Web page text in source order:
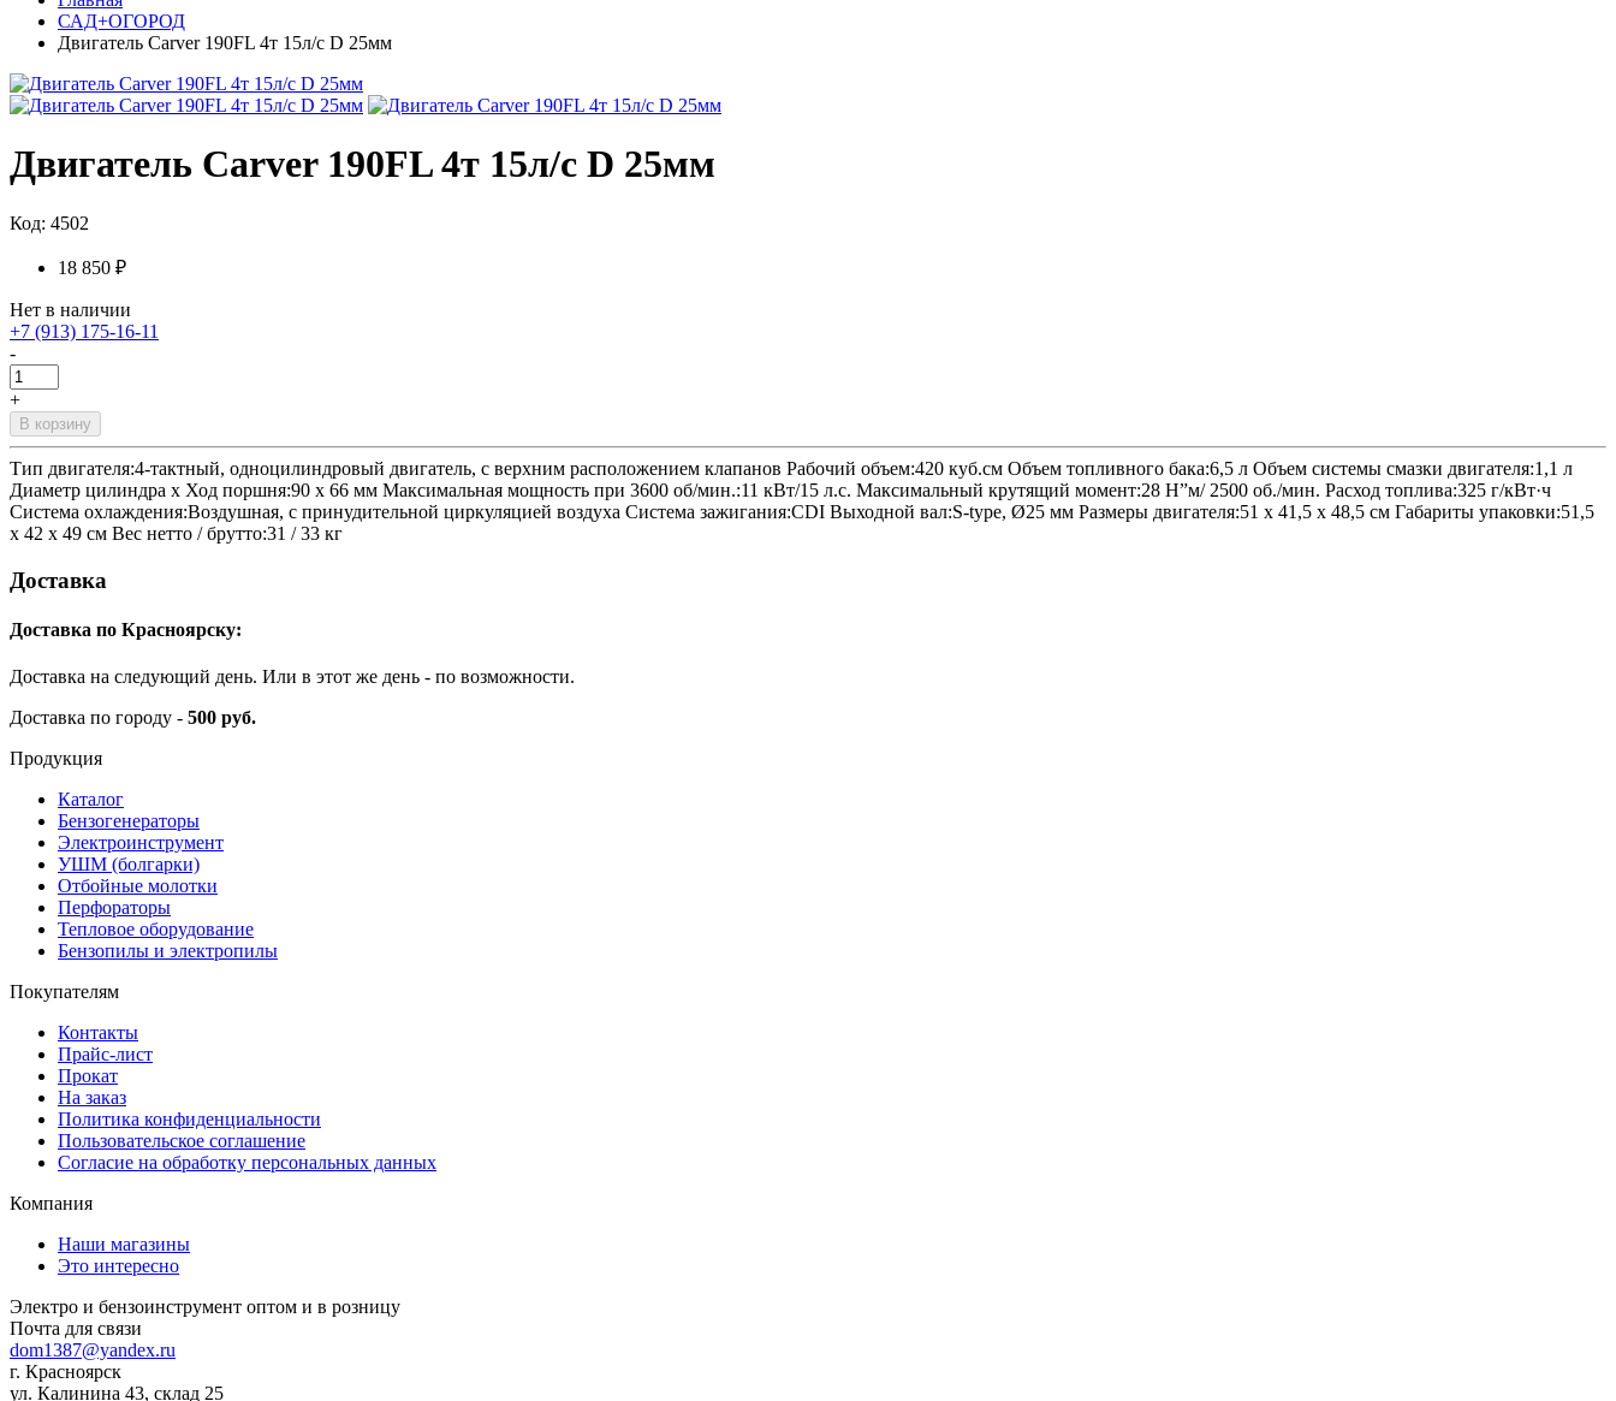
САД+ОГОРОД
Двигатель Carver 190FL 4т 15л/с D 25мм
Двигатель Carver 190FL 4т 15л/с D 25мм
Код: 4502
18 850 ₽
Нет в наличии
+7 (913) 175-16-11
-
+
В корзину
Тип двигателя:4-тактный, одноцилиндровый двигатель, с верхним расположением клапанов Рабочий объем:420 куб.см Объем топливного бака:6,5 л Объем системы смазки двигателя:1,1 л
Диаметр цилиндра х Ход поршня:90 х 66 мм Максимальная мощность при 3600 об/мин.:11 кВт/15 л.с. Максимальный крутящий момент:28 Н”м/ 2500 об./мин. Расход топлива:325 г/кВт·ч
Система охлаждения:Воздушная, с принудительной циркуляцией воздуха Система зажигания:CDI Выходной вал:S-type, Ø25 мм Размеры двигателя:51 х 41,5 х 48,5 см Габариты упаковки:51,5
х 42 х 49 см Вес нетто / брутто:31 / 33 кг
Доставка
Доставка по Красноярску:
Доставка на следующий день. Или в этот же день - по возможности.
Доставка по городу - 500 руб.
Продукция
Каталог
Бензогенераторы
Электроинструмент
УШМ (болгарки)
Отбойные молотки
Перфораторы
Тепловое оборудование
Бензопилы и электропилы
Покупателям
Контакты
Прайс-лист
Прокат
На заказ
Политика конфиденциальности
Пользовательское соглашение
Согласие на обработку персональных данных
Компания
Наши магазины
Это интересно
Электро и бензоинструмент оптом и в розницу
Почта для связи
dom1387@yandex.ru
г. Красноярск
ул. Калинина 43, склад 25